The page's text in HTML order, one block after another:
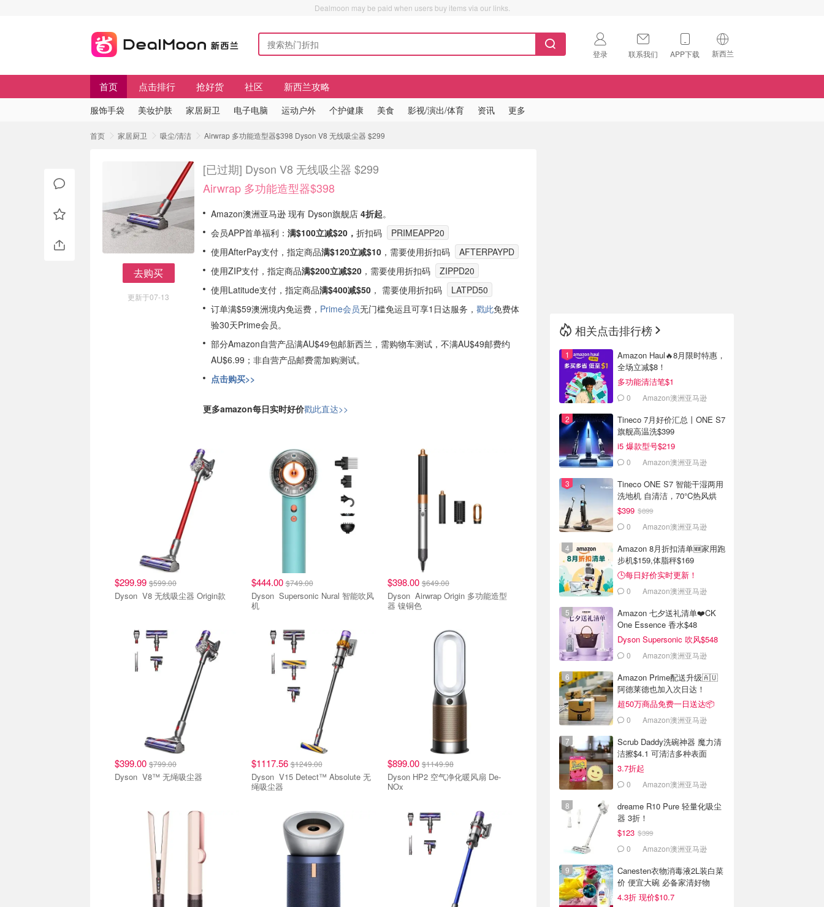
Dealmoon may be paid when users buy items via our links.
登录 联系我们 APP下载 新西兰
🇺🇸
首页 点击排行 抢好货 社区 新西兰攻略
服饰手袋 美妆护肤 家居厨卫 电子电脑 运动户外 个护健康 美食 影视/演出/体育 资讯 更多
首页 家居厨卫 吸尘/清洁 Airwrap 多功能造型器$398 Dyson V8 无线吸尘器 $299
去购买
更新于07-13
[已过期] Dyson V8 无线吸尘器 $299
Airwrap 多功能造型器$398
Amazon澳洲亚马逊 现有 Dyson旗舰店 4折起。
会员APP首单福利： 满$100立减$20， 折扣码
PRIMEAPP20
使用AfterPay支付，指定商品满$120立减$10 ，需要使用折扣码
AFTERPAYPD
使用ZIP支付，指定商品满$200立减$20 ，需要使用折扣码
ZIPPD20
使用Latitude支付，指定商品满$400减$50 ， 需要使用折扣码
LATPD50
订单满$59澳洲境内免运费， Prime会员无门槛免运且可享1日达服务， 戳此免费体
验30天Prime会员。
部分Amazon自营产品满AU$49包邮新西兰，需购物车测试，不满AU$49邮费约
AU$6.99；非自营产品邮费需加购测试。
点击购买>>
更多amazon每日实时好价戳此直达>>
$299.99 $599.00
Dyson V8 无线吸尘器 Origin款
$444.00$749.00
Dyson Supersonic Nural 智能吹风
机
$398.00 $649.00
Dyson Airwrap Origin 多功能造型
器 镍铜色
$399.00 $799.00
Dyson V8™ 无绳吸尘器
$1117.56$1249.00
Dyson V15 Detect™ Absolute 无
绳吸尘器
$899.00 $1149.98
Dyson HP2 空气净化暖风扇 De-
NOx
相关点击排行榜
Amazon Haul🔥8月限时特惠，
全场立减$8！
多功能清洁笔$1
0 Amazon澳洲亚马逊
Tineco 7月好价汇总丨ONE S7
旗舰高温洗$399
i5 爆款型号$219
0 Amazon澳洲亚马逊
Tineco ONE S7 智能干湿两用
洗地机 自清洁，70°C热风烘
$399 $899
0 Amazon澳洲亚马逊
Amazon 8月折扣清单🆕家用跑
步机$159,体脂秤$169
🕒每日好价实时更新！
0 Amazon澳洲亚马逊
Amazon 七夕送礼清单❤️CK
One Essence 香水$48
Dyson Supersonic 吹风$548
0 Amazon澳洲亚马逊
Amazon Prime配送升级🇦🇺
阿德莱德也加入次日达！
超50万商品免费一日送达📦
0 Amazon澳洲亚马逊
Scrub Daddy洗碗神器 魔力清
洁擦$4.1 可清洁多种表面
3.7折起
0 Amazon澳洲亚马逊
dreame R10 Pure 轻量化吸尘
器 3折！
$123 $399
0 Amazon澳洲亚马逊
Canesten衣物消毒液2L装白菜
价 便宜大碗 必备家清好物
4.3折 现价$10.7